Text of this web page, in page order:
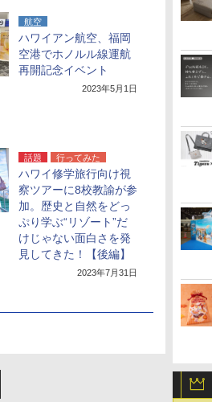
航空
ハワイアン航空、福岡
空港でホノルル線運航
再開記念イベント
2023年5月1日
話題 行ってみた
ハワイ修学旅行向け視
察ツアーに8校教諭が参
加。歴史と自然をどっ
ぷり学ぶ“リゾート”だ
けじゃない面白さを発
見してきた！【後編】
2023年7月31日